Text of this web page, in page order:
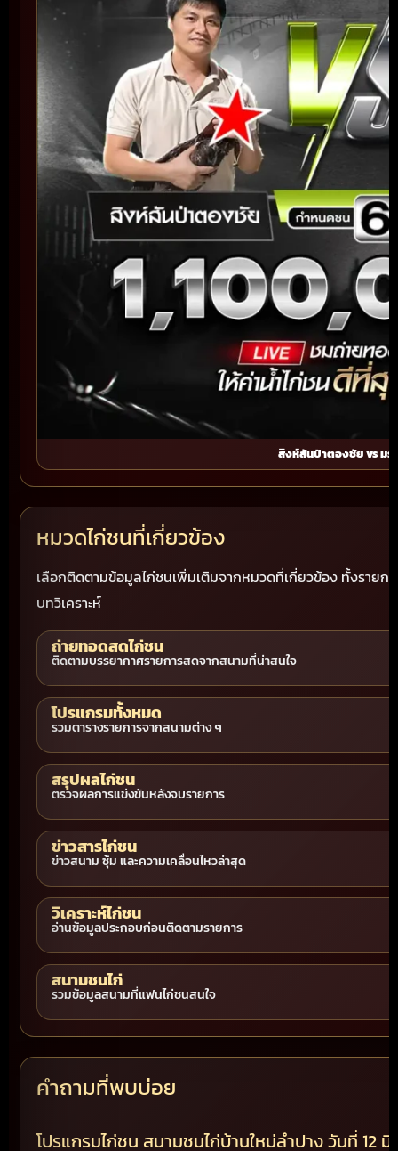
สิงห์สันป่าตองชัย vs ม
หมวดไก่ชนที่เกี่ยวข้อง
เลือกติดตามข้อมูลไก่ชนเพิ่มเติมจากหมวดที่เกี่ยวข้อง ทั้งรายก
บทวิเคราะห์
ถ่ายทอดสดไก่ชน
ติดตามบรรยากาศรายการสดจากสนามที่น่าสนใจ
โปรแกรมทั้งหมด
รวมตารางรายการจากสนามต่าง ๆ
สรุปผลไก่ชน
ตรวจผลการแข่งขันหลังจบรายการ
ข่าวสารไก่ชน
ข่าวสนาม ซุ้ม และความเคลื่อนไหวล่าสุด
วิเคราะห์ไก่ชน
อ่านข้อมูลประกอบก่อนติดตามรายการ
สนามชนไก่
รวมข้อมูลสนามที่แฟนไก่ชนสนใจ
คำถามที่พบบ่อย
โปรแกรมไก่ชน สนามชนไก่บ้านใหม่ลำปาง วันที่ 12